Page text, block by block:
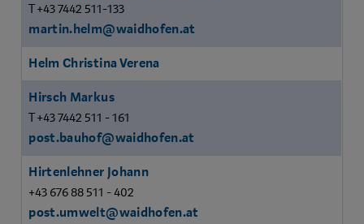
T +43 7442 511-133
martin.helm@waidhofen.at
Helm Christina Verena
Hirsch Markus
T +43 7442 511 - 161
post.bauhof@waidhofen.at
Hirtenlehner Johann
+43 676 88 511 - 402
post.umwelt@waidhofen.at